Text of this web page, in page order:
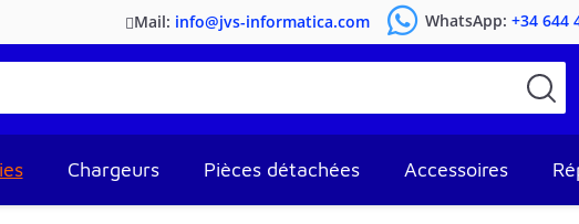
Mail: info@jvs-informatica.com WhatsApp:+34 644
Chargeurs Pièces détachées Accessoires